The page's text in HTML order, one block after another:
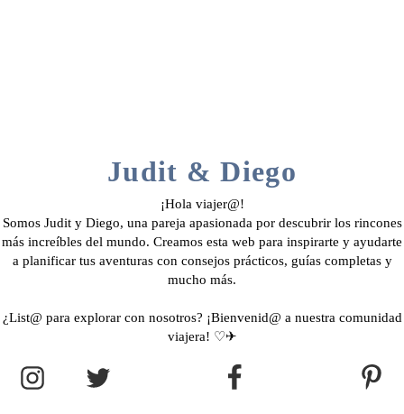
Judit & Diego
¡Hola viajer@!
Somos Judit y Diego, una pareja apasionada por descubrir los rincones
más increíbles del mundo. Creamos esta web para inspirarte y ayudarte
a planificar tus aventuras con consejos prácticos, guías completas y
mucho más.
¿List@ para explorar con nosotros? ¡Bienvenid@ a nuestra comunidad
viajera! ♡✈︎